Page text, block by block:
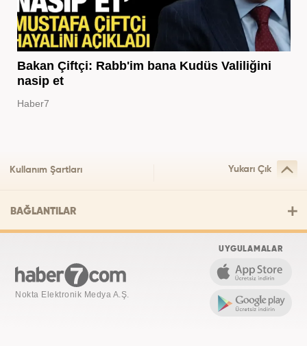
Bakan Çiftçi: Rabb'im bana Kudüs Valiliğini
nasip et
Haber7
Kullanım Şartları Yukarı Çık
BAĞLANTILAR
Nokta Elektronik Medya A.Ş.
UYGULAMALAR